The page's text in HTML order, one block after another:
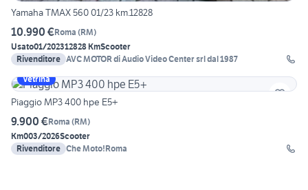
Yamaha TMAX 560 01/23 km.12828
10.990 €Roma (RM)
Usato01/202312828 KmScooter
Rivenditore AVC MOTOR di Audio Video Center srl dal 1987
Vetrina
Piaggio MP3 400 hpe E5+
9.900 €Roma (RM)
Km003/2026Scooter
Rivenditore Che Moto!Roma